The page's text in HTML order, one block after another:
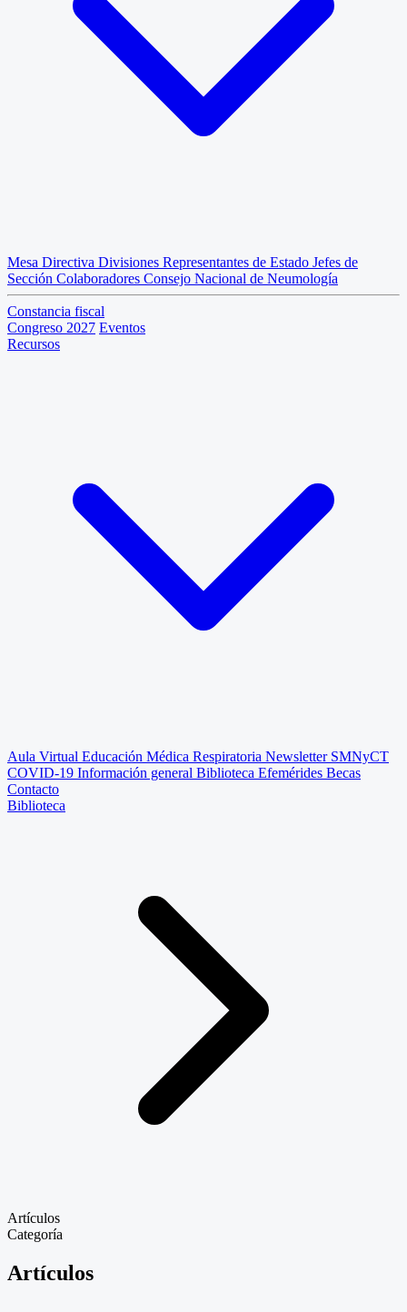
Mesa Directiva Divisiones Representantes de Estado Jefes de
Sección Colaboradores Consejo Nacional de Neumología
Constancia fiscal
Congreso 2027 Eventos
Recursos
Aula Virtual Educación Médica Respiratoria Newsletter SMNyCT
COVID-19 Información general Biblioteca Efemérides Becas
Contacto
Biblioteca
Artículos
Categoría
Artículos